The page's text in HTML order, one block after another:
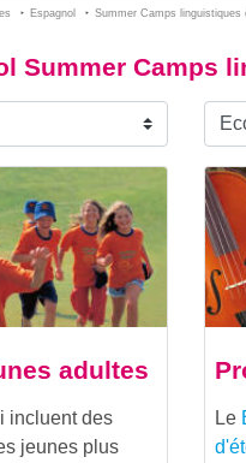
Espagnol Summer Camps linguistiques
Summer Camps
adultes
incluent des
jeunes plus
Le